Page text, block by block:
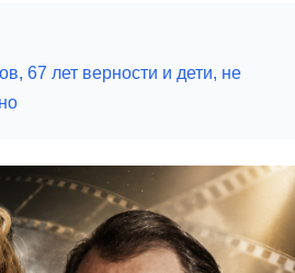
67 лет верности и дети, не